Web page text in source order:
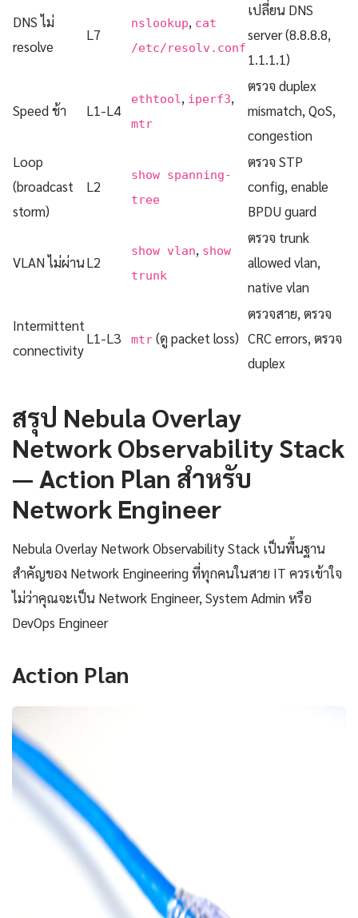
DNS ไม่
resolve
L7
nslookup, cat
/etc/resolv.conf
เปลี่ยน DNS
server (8.8.8.8,
1.1.1.1)
Speed ช้า L1-L4
ethtool , iperf3,
mtr
ตรวจ duplex
mismatch, QoS,
congestion
Loop
(broadcast
storm)
L2
show spanning-
tree
ตรวจ STP
config, enable
BPDU guard
VLAN ไม่ผ่านL2
show vlan, show
trunk
ตรวจ trunk
allowed vlan,
native vlan
Intermittent
connectivity
L1-L3 mtr (ดู packet loss)
ตรวจสาย, ตรวจ
CRC errors, ตรวจ
duplex
สรุป Nebula Overlay
Network Observability Stack
— Action Plan สำหรับ
Network Engineer
Nebula Overlay Network Observability Stack เป็นพื้นฐาน
สำคัญของ Network Engineering ที่ทุกคนในสาย IT ควรเข้าใจ
ไม่ว่าคุณจะเป็น Network Engineer, System Admin หรือ
DevOps Engineer
Action Plan